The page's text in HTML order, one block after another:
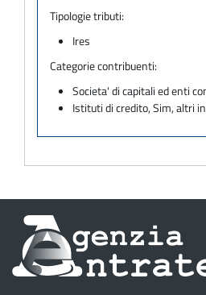
Tipologie tributi:
Ires
Categorie contribuenti:
Societa' di capitali ed enti
Istituti di credito, Sim, altri
Informazioni
sul